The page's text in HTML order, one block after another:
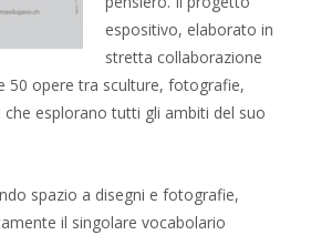
espositivo, elaborato in
stretta collaborazione
50 opere tra sculture, fotografie,
che esplorano tutti gli ambiti del suo
spazio a disegni e fotografie,
il singolare vocabolario